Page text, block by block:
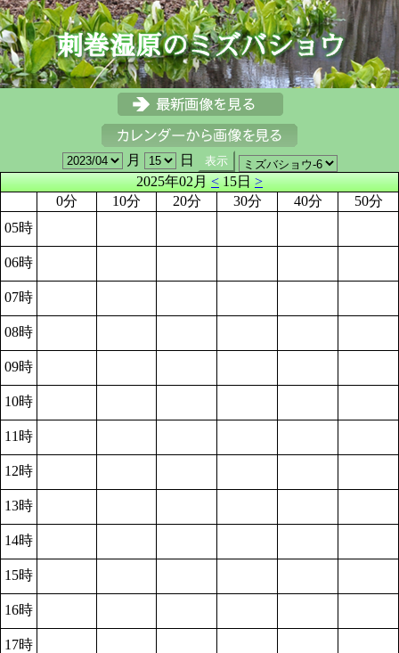
月
日
2025年02月<15日>
0分
10分 20分 30分 40分
50分
05時
06時
07時
08時
09時
10時
11時
12時
13時
14時
15時
16時
17時